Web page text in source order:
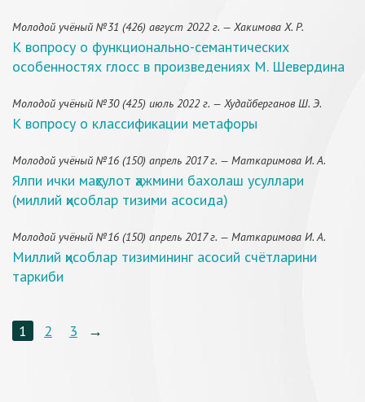
Молодой учёный №31 (426) август 2022 г. — Хакимова Х. Р.
К вопросу о функционально-семантических
особенностях глосс в произведениях М. Шевердина
Молодой учёный №30 (425) июль 2022 г. — Худайберганов Ш. Э.
К вопросу о классификации метафоры
Молодой учёный №16 (150) апрель 2017 г. — Маткаримова И. А.
Ялпи ички маҳсулот ҳажмини бахолаш усуллари
(миллий ҳисоблар тизими асосида)
Молодой учёный №16 (150) апрель 2017 г. — Маткаримова И. А.
Миллий ҳисоблар тизимининг асосий счётларини
таркиби
1 2 3 →